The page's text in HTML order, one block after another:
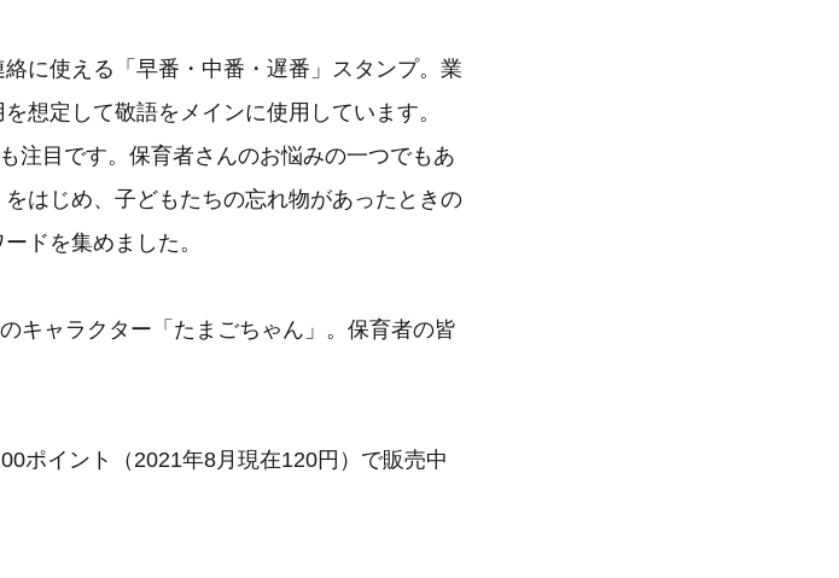
に使える「早番・中番・遅番」スタンプ。業
想定して敬語をメインに使用しています。
注目です。保育者さんのお悩みの一つでもあ
はじめ、子どもたちの忘れ物があったときの
ドを集めました。
キャラクター「たまごちゃん」。保育者の皆
ポイント（2021年8月現在120円）で販売中